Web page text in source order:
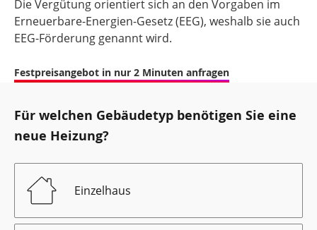
Die Vergütung orientiert sich an den Vorgaben im
Erneuerbare-Energien-Gesetz (EEG), weshalb sie auch
EEG-Förderung genannt wird.
Festpreisangebot in nur 2 Minuten anfragen
Für welchen Gebäudetyp benötigen Sie eine
neue Heizung?
Einzelhaus